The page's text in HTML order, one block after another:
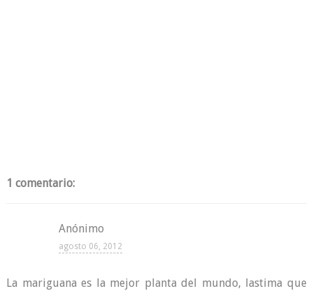
1 comentario:
Anónimo
agosto 06, 2012
La mariguana es la mejor planta del mundo, lastima que